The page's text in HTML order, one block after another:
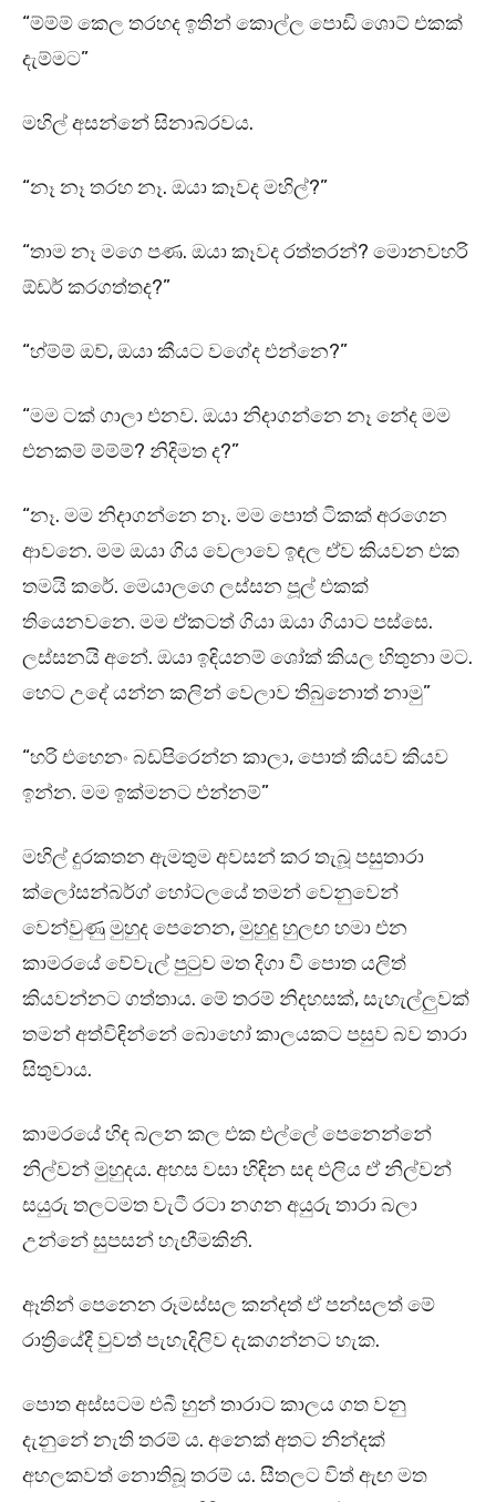
“ම්ම්ම් කෙල තරහද ඉතින් කොල්ල පොඩි ශොට් එකක්
දැම්මට”
මහිල් අසන්නේ සිනාබරවය.
“නෑ නෑ තරහ නෑ. ඔයා කෑවද මහිල්?”
“තාම නෑ මගෙ පණ. ඔයා කෑවද රත්තරන්? මොනවහරි
ඕඩර් කරගත්තද?”
“හ්ම්ම් ඔව්, ඔයා කීයට වගේද එන්නෙ?”
“මම ටක් ගාලා එනව. ඔයා නිදාගන්නෙ නෑ නේද මම
එනකම් ම්ම්ම්? නිදිමත ද?”
“නෑ. මම නිදාගන්නෙ නෑ. මම පොත් ටිකක් අරගෙන
ආවනෙ. මම ඔයා ගිය වෙලාවෙ ඉඳල ඒව කියවන එක
තමයි කරේ. මෙයාලගෙ ලස්සන පූල් එකක්
තියෙනවනෙ. මම ඒකටත් ගියා ඔයා ගියාට පස්සෙ.
ලස්සනයි අනේ. ඔයා ඉඳියනම් ශෝක් කියල හිතුනා මට.
හෙට උදේ යන්න කලින් වෙලාව තිබුනොත් නාමු”
“හරි එහෙනං බඩපිරෙන්න කාලා, පොත් කියව කියව
ඉන්න. මම ඉක්මනට එන්නම්”
මහිල් දුරකතන ඇමතුම අවසන් කර තැබූ පසුතාරා
ක්ලෝසන්බර්ග් හෝටලයේ තමන් වෙනුවෙන්
වෙන්වුණු මුහුද පෙනෙන, මුහුදු හුලඟ හමා එන
කාමරයේ වේවැල් පුටුව මත දිගා වී පොත යලිත්
කියවන්නට ගත්තාය. මේ තරම් නිදහසක්, සැහැල්ලුවක්
තමන් අත්විඳින්නේ බොහෝ කාලයකට පසුව බව තාරා
සිතුවාය.
කාමරයේ හිඳ බලන කල එක එල්ලේ පෙනෙන්නේ
නිල්වන් මුහුදය. අහස වසා හිඳින සඳ එලිය ඒ නිල්වන්
සයුරු තලටමත වැටී රටා නගන අයුරු තාරා බලා
උන්නේ සුපසන් හැඟීමකිනි.
ඈතින් පෙනෙන රූමස්සල කන්දත් ඒ පන්සලත් මේ
රාත්‍රියේදී වුවත් පැහැදිලිව දැකගන්නට හැක.
පොත අස්සටම එබී හුන් තාරාට කාලය ගත වනු
දැනුනේ නැති තරම් ය. අනෙක් අතට නින්දක්
අහලකවත් නොතිබූ තරම් ය. සීතලට විත් ඇඟ මත